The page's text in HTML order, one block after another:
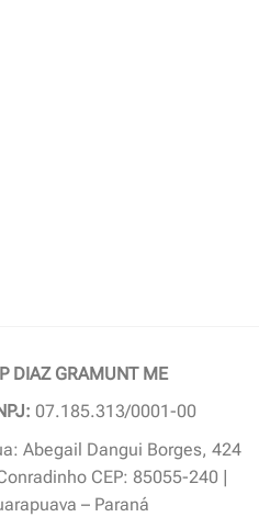
DIAZ GRAMUNT ME
07.185.313/0001-00
Abegail Dangui Borges, 424
CEP: 85055-240 |
– Paraná